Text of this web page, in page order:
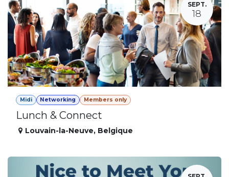
SEPT.
18
Midi Networking Members only
Lunch & Connect
Louvain-la-Neuve, Belgique